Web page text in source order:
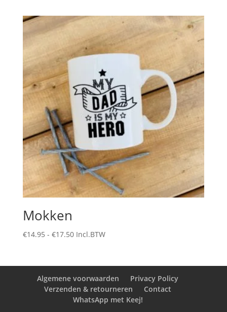
Mokken
€14.95 - €17.50Prijsklasse:
€17.50
Incl.BTW
Algemene voorwaarden
Privacy Policy
Verzenden & retourneren
Contact
WhatsApp met Keej!